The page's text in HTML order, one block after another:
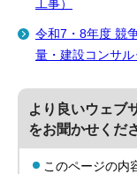
工事）
令和7・8年度 競
量・建設コンサル
より良いウェブ
をお聞かせくだ
このページの内